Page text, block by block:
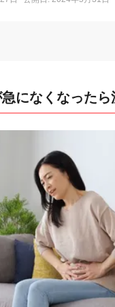
になくなったら